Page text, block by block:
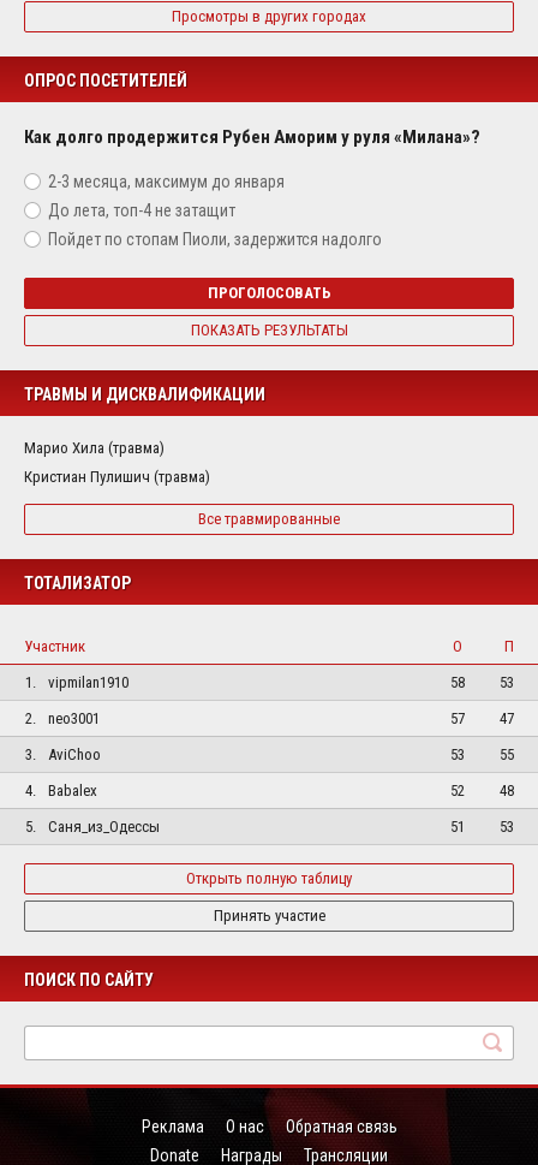
Просмотры в других городах
ОПРОС ПОСЕТИТЕЛЕЙ
Как долго продержится Рубен Аморим у руля «Милана»?
2-3 месяца, максимум до января
До лета, топ-4 не затащит
Пойдет по стопам Пиоли, задержится надолго
ПРОГОЛОСОВАТЬ
ПОКАЗАТЬ РЕЗУЛЬТАТЫ
ТРАВМЫ И ДИСКВАЛИФИКАЦИИ
Марио Хила (травма)
Кристиан Пулишич (травма)
Все травмированные
ТОТАЛИЗАТОР
Участник О
П
1.
vipmilan1910 58
53
2.
neo3001 57
47
3.
AviChoo 53
55
4.
Babalex 52
48
5.
Саня_из_Одессы 51 53
Открыть полную таблицу
Принять участие
ПОИСК ПО САЙТУ
Реклама О нас
Обратная связь
Donate
Награды Трансляции